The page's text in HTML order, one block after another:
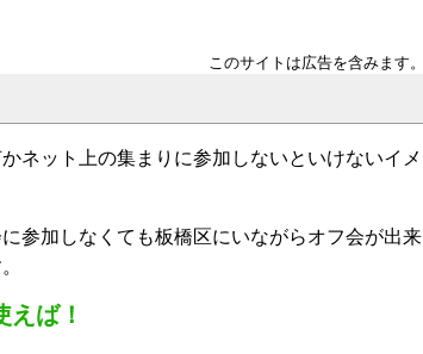
このサイトは広告を含みます。
ネット上の集まりに参加しないといけないイメ
参加しなくても板橋区にいながらオフ会が出来
ば！